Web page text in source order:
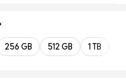
256 GB 512 GB 1 TB